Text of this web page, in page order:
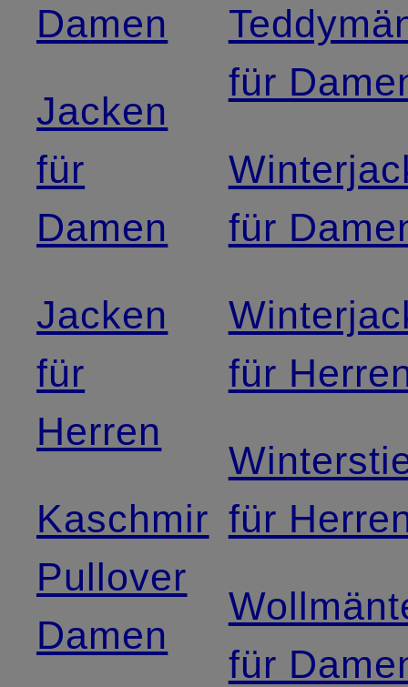
Damen
Jacken
für
Damen
Jacken
für
Herren
Kaschmir
Pullover
Damen
für
für
für
für
für